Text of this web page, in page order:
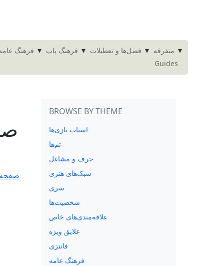
فرهنگ ▾ فرهنگ پاپ ▾ فصل‌ها و تعطیلات ▾ متفرقه ▾
Guides
BROWSE BY THEME
اسباب بازی‌ها
تم‌ها
حرف و مشاغل
سبک‌های هنری
سری
شخصیت‌ها
علاقه‌مندی‌های خاص
علایق ویژه
فانتزی
فرهنگ عامه